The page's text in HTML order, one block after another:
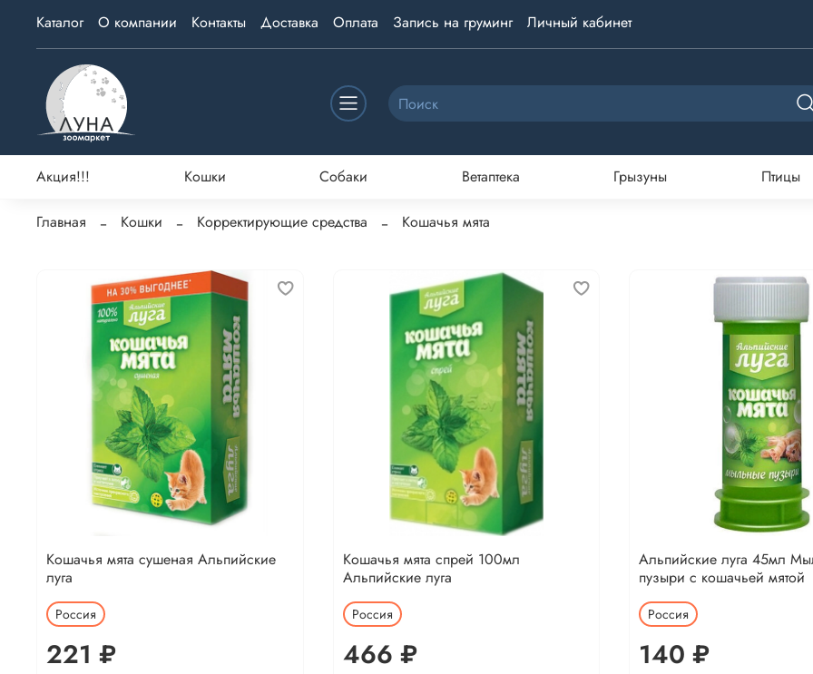
Каталог О компании Контакты Доставка Оплата Запись на груминг Личный кабинет
Акция!!! Кошки Собаки Ветаптека Грызуны Птицы
Главная Кошки Корректирующие средства Кошачья мята
Кошачья мята сушеная Альпийские
луга
Россия
221 ₽
Кошачья мята спрей 100мл
Альпийские луга
Россия
466 ₽
Альпийские луга 45мл
пузыри с кошачьей мятой
Россия
140 ₽